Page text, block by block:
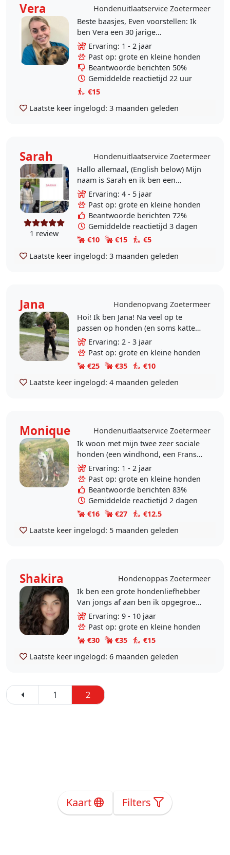
Vera
Hondenuitlaatservice Zoetermeer
Beste baasjes, Even voorstellen: Ik
ben Vera een 30 jarige
paraveterinair
(dierenartsassistente) uit
Zoetermeer. Ik heb ervaring met
allerlei soorten..
Ervaring: 1 - 2 jaar
Past op: grote en kleine honden
Beantwoorde berichten 50%
Gemiddelde reactietijd 22 uur
€15
Laatste keer ingelogd: 3 maanden geleden
Sarah Hondenuitlaatservice Zoetermeer
1 review
Hallo allemaal, (English below) Mijn
naam is Sarah en ik ben een
hondenliefhebber. Samen met mijn
vader (Nordin) bieden wij een
hondenuitlaatservice..
Ervaring: 4 - 5 jaar
Past op: grote en kleine honden
Beantwoorde berichten 72%
Gemiddelde reactietijd 3 dagen
€10
€15
€5
Laatste keer ingelogd: 3 maanden geleden
Jana
Hondenopvang Zoetermeer
Hoi! Ik ben Jana! Na veel op te
passen op honden (en soms katten)
van kennissen en kennissen van
kennissen dacht ik dat het tijd was
om dit vaker en..
Ervaring: 2 - 3 jaar
Past op: grote en kleine honden
€25
€35
€10
Laatste keer ingelogd: 4 maanden geleden
Monique
Hondenuitlaatservice Zoetermeer
Ik woon met mijn twee zeer sociale
honden (een windhond, een Franse
Bulldog) in Seghwaert, vlakbij
Noord Aa en Weidse Weide. Hou
van lange..
Ervaring: 1 - 2 jaar
Past op: grote en kleine honden
Beantwoorde berichten 83%
Gemiddelde reactietijd 2 dagen
€16
€27
€12.5
Laatste keer ingelogd: 5 maanden geleden
Shakira
Hondenoppas Zoetermeer
Ik ben een grote hondenliefhebber
Van jongs af aan ben ik opgegroeid
met honden. ​Betrouwbaarheid: Ik
volg jouw regels en schema strikt..
Ervaring: 9 - 10 jaar
Past op: grote en kleine honden
€30
€35
€15
Laatste keer ingelogd: 6 maanden geleden
1 2
Kaart Filters